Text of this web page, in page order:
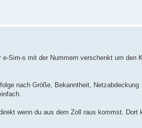
Sim-s mit der Nummern verschenkt um den
nach Größe, Bekanntheit,
wenn du aus dem Zoll raus kommst. Dort